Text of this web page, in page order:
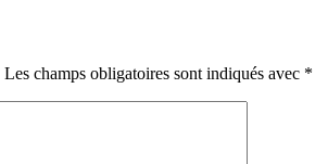
Les champs obligatoires sont indiqués avec *